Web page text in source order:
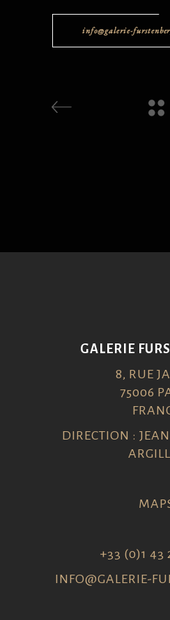
info@galerie-
GALERIE
8, RUE
75006
DIRECTION :
+33 (0)1 43
INFO@GALERIE-